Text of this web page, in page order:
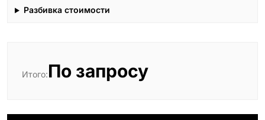
Разбивка стоимости
Итого:По запросу